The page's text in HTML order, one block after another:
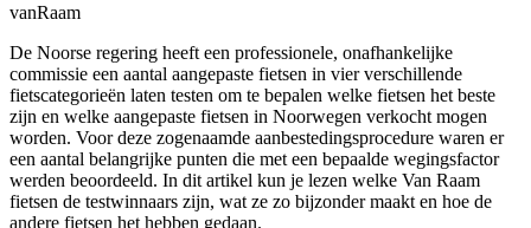
vanRaam
De Noorse regering heeft een professionele, onafhankelijke
commissie een aantal aangepaste fietsen in vier verschillende
fietscategorieën laten testen om te bepalen welke fietsen het beste
zijn en welke aangepaste fietsen in Noorwegen verkocht mogen
worden. Voor deze zogenaamde aanbestedingsprocedure waren er
een aantal belangrijke punten die met een bepaalde wegingsfactor
werden beoordeeld. In dit artikel kun je lezen welke Van Raam
fietsen de testwinnaars zijn, wat ze zo bijzonder maakt en hoe de
andere fietsen het hebben gedaan.